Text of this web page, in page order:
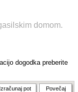
domom.
dogodka preberite
Izračunaj pot Povečaj